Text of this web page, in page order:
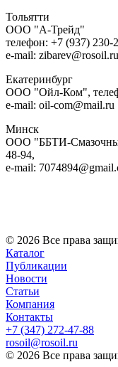
Тольятти
ООО "А-Трейд"
телефон: +7 (937) 230-
e-mail:
Екатеринбург
ООО "Ойл-Ком",
e-mail: oil-com@mail.ru
Минск
ООО "ББТИ-
48-94,
e-mail:
© 2026 Все права
Каталог
Публикации
Новости
Статьи
Компания
Контакты
+7 (347) 272-47-88
rosoil@rosoil.ru
© 2026 Все права